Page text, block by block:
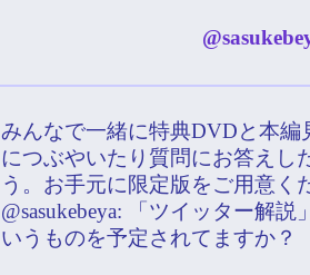
みんなで一緒に特典DVDと本編
につぶやいたり質問にお答えし
う。お手元に限定版をご用意
@sasukebeya: 「ツイッター解
いうものを予定されてますか？